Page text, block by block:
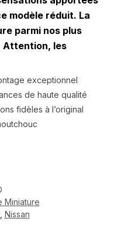
modèle réduit. La
parmi nos plus
Attention, les
exceptionnel
de haute qualité
fidèles à l’original
Miniature
Nissan